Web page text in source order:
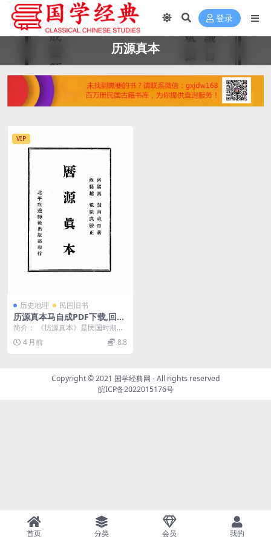
登录
历源真本
VIP
历史地理 民国旧书
历源真本马自成PDF下载,回历
研究史料
简介： 《历源真本》是民国时期一
部关于伊斯兰历法或伊斯兰教历史
起源的重要学术著作...
4 月前 8.8
Copyright © 2021 国学经典网 - All rights reserved
皖ICP备2022015176号
首页 分类 会员 我的